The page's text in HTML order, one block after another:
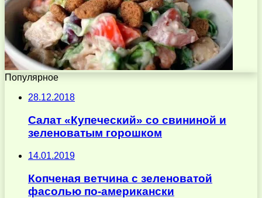
Популярное
28.12.2018
Салат «Купеческий» со свининой и
зеленоватым горошком
14.01.2019
Копченая ветчина с зеленоватой
фасолью по-американски